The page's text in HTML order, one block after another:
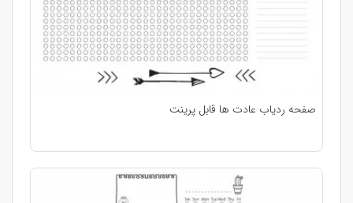
صفحه ردیاب عادت ها قابل پرینت